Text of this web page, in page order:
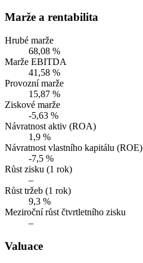
Marže a rentabilita
Hrubé marže
68,08 %
Marže EBITDA
41,58 %
Provozní marže
15,87 %
Ziskové marže
-5,63 %
Návratnost aktiv (ROA)
1,9 %
Návratnost vlastního kapitálu (ROE)
-7,5 %
Růst zisku (1 rok)
–
Růst tržeb (1 rok)
9,3 %
Meziroční růst čtvrtletního zisku
–
Valuace